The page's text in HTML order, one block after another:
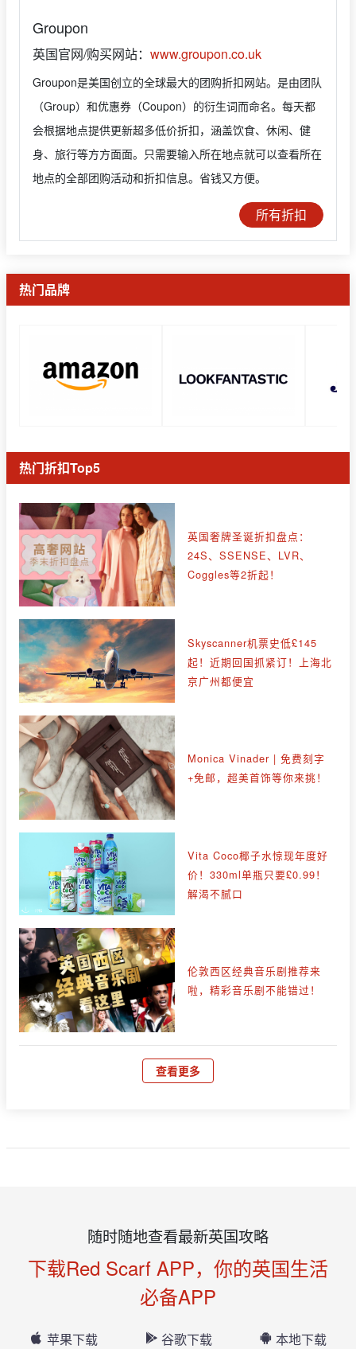
Groupon
英国官网/购买网站： www.groupon.co.uk
Groupon是美国创立的全球最大的团购折扣网站。是由团队
（Group）和优惠券（Coupon）的衍生词而命名。每天都
会根据地点提供更新超多低价折扣，涵盖饮食、休闲、健
身、旅行等方方面面。只需要输入所在地点就可以查看所在
地点的全部团购活动和折扣信息。省钱又方便。
所有折扣
热门品牌
热门折扣Top5
英国奢牌圣诞折扣盘点：
24S、SSENSE、LVR、
Coggles等2折起！
Skyscanner机票史低£145
起！近期回国抓紧订！上海北
京广州都便宜
Monica Vinader | 免费刻字
+免邮，超美首饰等你来挑！
Vita Coco椰子水惊现年度好
价！330ml单瓶只要£0.99！
解渴不腻口
伦敦西区经典音乐剧推荐来
啦，精彩音乐剧不能错过！
查看更多
随时随地查看最新英国攻略
下载Red Scarf APP，你的英国生活
必备APP
苹果下载 谷歌下载 本地下载